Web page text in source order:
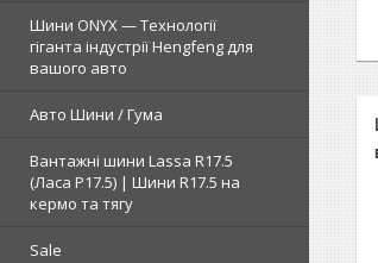
Шини ONYX — Технології
гіганта індустрії Hengfeng для
вашого авто
Авто Шини / Гума
Вантажні шини Lassa R17.5
(Ласа Р17.5) | Шини R17.5 на
кермо та тягу
Sale